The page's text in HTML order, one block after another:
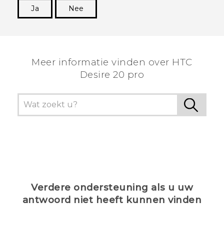
Ja
Nee
Meer informatie vinden over ‎HTC
Desire 20 pro
Verdere ondersteuning als u uw
antwoord niet heeft kunnen vinden